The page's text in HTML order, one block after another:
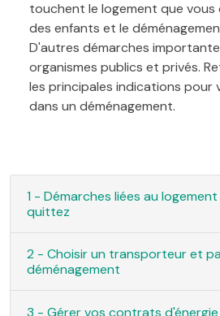
touchent le logement que
des enfants et le
D'autres démarches
organismes publics et privés.
les principales indications pour
dans un déménagement.
1 - Démarches liées au
quittez
2 - Choisir un transporteur et
déménagement
3 - Gérer vos contrats d'énergie